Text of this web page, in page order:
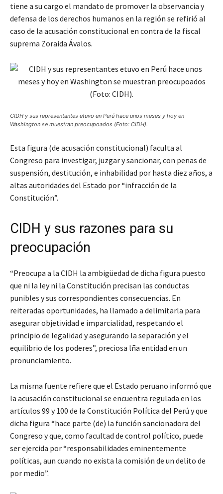
tiene a su cargo el mandato de promover la observancia y
defensa de los derechos humanos en la región se refirió al
caso de la acusación constitucional en contra de la fiscal
suprema Zoraida Ávalos.
CIDH y sus representantes etuvo en Perú hace unos meses y hoy en
Washington se muestran preocupoados (Foto: CIDH).
Esta figura (de acusación constitucional) faculta al
Congreso para investigar, juzgar y sancionar, con penas de
suspensión, destitución, e inhabilidad por hasta diez años, a
altas autoridades del Estado por “infracción de la
Constitución”.
CIDH y sus razones para su
preocupación
“Preocupa a la CIDH la ambigüedad de dicha figura puesto
que ni la ley ni la Constitución precisan las conductas
punibles y sus correspondientes consecuencias. En
reiteradas oportunidades, ha llamado a delimitarla para
asegurar objetividad e imparcialidad, respetando el
principio de legalidad y asegurando la separación y el
equilibrio de los poderes”, preciosa lña entidad en un
pronunciamiento.
La misma fuente refiere que el Estado peruano informó que
la acusación constitucional se encuentra regulada en los
artículos 99 y 100 de la Constitución Política del Perú y que
dicha figura “hace parte (de) la función sancionadora del
Congreso y que, como facultad de control político, puede
ser ejercida por “responsabilidades eminentemente
políticas, aun cuando no exista la comisión de un delito de
por medio”.